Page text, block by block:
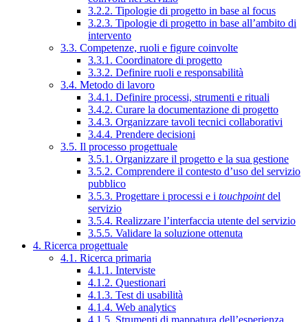
3.2.2. Tipologie di progetto in base al focus
3.2.3. Tipologie di progetto in base all’ambito di
intervento
3.3. Competenze, ruoli e figure coinvolte
3.3.1. Coordinatore di progetto
3.3.2. Definire ruoli e responsabilità
3.4. Metodo di lavoro
3.4.1. Definire processi, strumenti e rituali
3.4.2. Curare la documentazione di progetto
3.4.3. Organizzare tavoli tecnici collaborativi
3.4.4. Prendere decisioni
3.5. Il processo progettuale
3.5.1. Organizzare il progetto e la sua gestione
3.5.2. Comprendere il contesto d’uso del servizio
pubblico
3.5.3. Progettare i processi e i touchpointdel
servizio
3.5.4. Realizzare l’interfaccia utente del servizio
3.5.5. Validare la soluzione ottenuta
4. Ricerca progettuale
4.1. Ricerca primaria
4.1.1. Interviste
4.1.2. Questionari
4.1.3. Test di usabilità
4.1.4. Web analytics
4.1.5. Strumenti di mappatura dell’esperienza